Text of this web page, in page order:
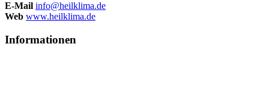
E-Mail info@heilklima.de
Web www.heilklima.de
Informationen